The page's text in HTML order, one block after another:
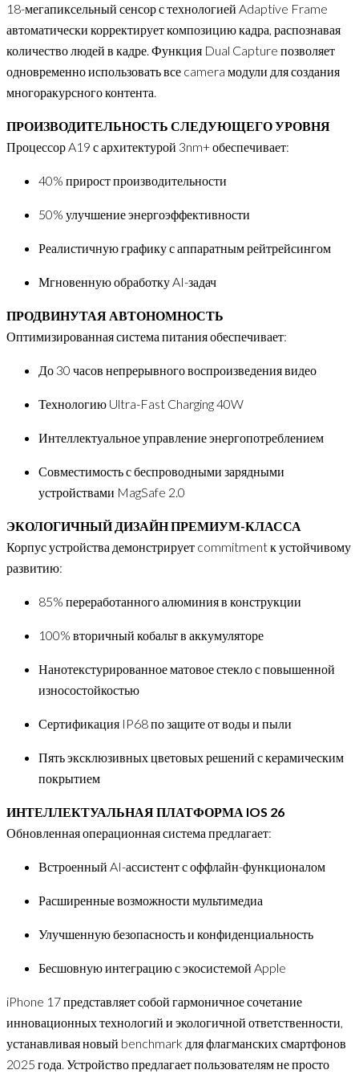
18-мегапиксельный сенсор с технологией Adaptive Frame
автоматически корректирует композицию кадра, распознавая
количество людей в кадре. Функция Dual Capture позволяет
одновременно использовать все camera модули для создания
многоракурсного контента.
ПРОИЗВОДИТЕЛЬНОСТЬ СЛЕДУЮЩЕГО УРОВНЯ
Процессор A19 с архитектурой 3nm+ обеспечивает:
40% прирост производительности
50% улучшение энергоэффективности
Реалистичную графику с аппаратным рейтрейсингом
Мгновенную обработку AI-задач
ПРОДВИНУТАЯ АВТОНОМНОСТЬ
Оптимизированная система питания обеспечивает:
До 30 часов непрерывного воспроизведения видео
Технологию Ultra-Fast Charging 40W
Интеллектуальное управление энергопотреблением
Совместимость с беспроводными зарядными
устройствами MagSafe 2.0
ЭКОЛОГИЧНЫЙ ДИЗАЙН ПРЕМИУМ-КЛАССА
Корпус устройства демонстрирует commitment к устойчивому
развитию:
85% переработанного алюминия в конструкции
100% вторичный кобальт в аккумуляторе
Нанотекстурированное матовое стекло с повышенной
износостойкостью
Сертификация IP68 по защите от воды и пыли
Пять эксклюзивных цветовых решений с керамическим
покрытием
ИНТЕЛЛЕКТУАЛЬНАЯ ПЛАТФОРМА IOS 26
Обновленная операционная система предлагает:
Встроенный AI-ассистент с оффлайн-функционалом
Расширенные возможности мультимедиа
Улучшенную безопасность и конфиденциальность
Бесшовную интеграцию с экосистемой Apple
iPhone 17 представляет собой гармоничное сочетание
инновационных технологий и экологичной ответственности,
устанавливая новый benchmark для флагманских смартфонов
2025 года. Устройство предлагает пользователям не просто